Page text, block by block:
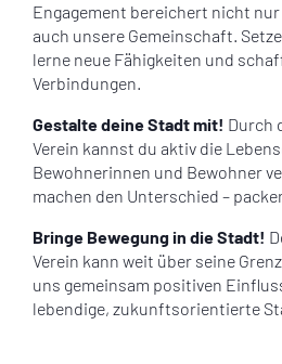
Engagement bereichert nicht
auch unsere Gemeinschaft.
lerne neue Fähigkeiten und
Verbindungen.
Gestalte deine Stadt mit! Durch
Verein kannst du aktiv die
Bewohnerinnen und Bewohner
machen den Unterschied –
Bringe Bewegung in die Stadt!
Verein kann weit über seine
uns gemeinsam positiven
lebendige, zukunftsorientierte